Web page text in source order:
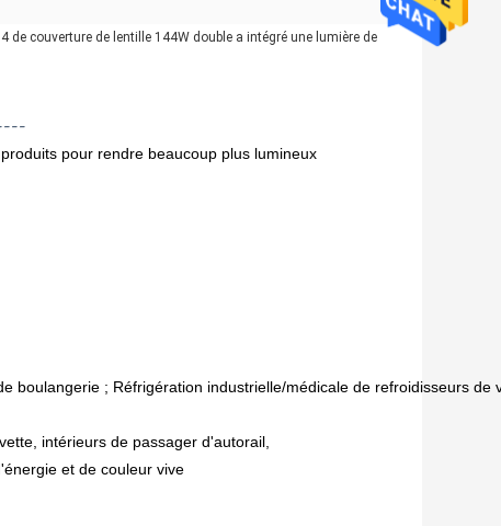
de couverture de lentille 144W double a intégré une lumière de
pour rendre beaucoup plus lumineux
boulangerie ; Réfrigération industrielle/médicale de refroidisseurs de
intérieurs de passager d'autorail,
et de couleur vive